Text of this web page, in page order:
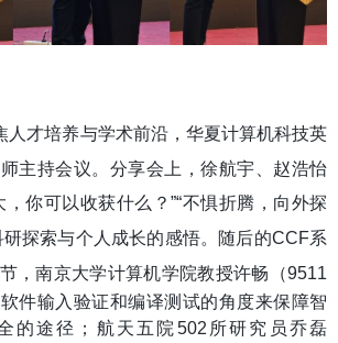
人才培养与学术前沿，华夏计算机科技英
主持会议。分享会上，徐航宇、赵浩怡
，你可以收获什么？ ”“不惧折腾，向外探
探索与个人成长的感悟。随后的CCF系
，南京大学计算机学院教授许畅 （9511
件输入验证和编译测试的角度来保障智
的途径；航天五院502所研究员乔磊